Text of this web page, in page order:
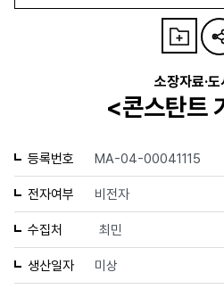
소장자료·도
<콘스탄트
등록번호 MA-04-00041115
전자여부 비전자
수집처 최민
생산일자 미상